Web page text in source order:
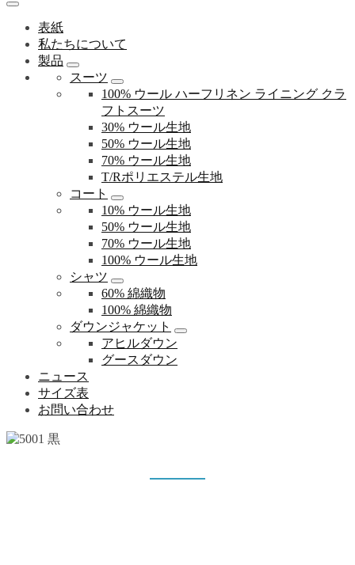
表紙
私たちについて
製品
スーツ
100% ウール ハーフリネン ライニング クラ
フトスーツ
30% ウール生地
50% ウール生地
70% ウール生地
T/Rポリエステル生地
コート
10% ウール生地
50% ウール生地
70% ウール生地
100% ウール生地
シャツ
60% 綿織物
100% 綿織物
ダウンジャケット
アヒルダウン
グースダウン
ニュース
サイズ表
お問い合わせ